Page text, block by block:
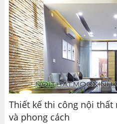
Thiết kế thi công nội
và phong cách